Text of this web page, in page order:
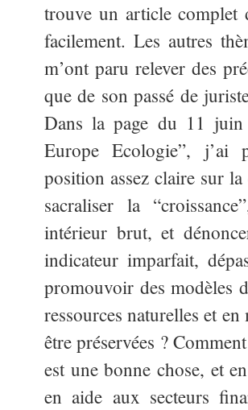
trouve un article
facilement. Les autres
m’ont paru relever des
que de son passé de
Dans la page du 11
Europe Ecologie”, j’ai
position assez claire sur
sacraliser la
intérieur brut, et
indicateur imparfait,
promouvoir des modèles
ressources naturelles et
être préservées ?
est une bonne chose, et
en aide aux secteurs